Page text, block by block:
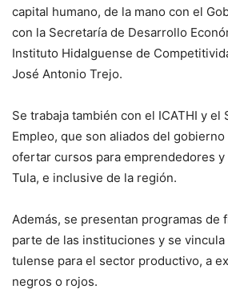
capital humano, de la mano con el
con la Secretaría de Desarrollo
Instituto Hidalguense de
José Antonio Trejo.
Se trabaja también con el ICATHI y el
Empleo, que son aliados del
ofertar cursos para emprendedores
Tula, e inclusive de la región.
Además, se presentan programas de
parte de las instituciones y se
tulense para el sector productivo, a
negros o rojos.